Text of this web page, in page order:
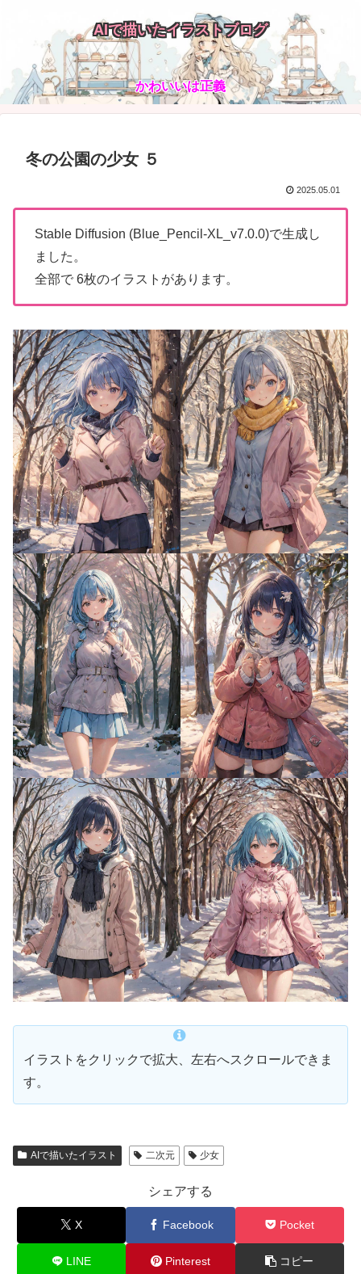
AIで描いたイラストブログ
かわいいは正義
冬の公園の少女 ５
2025.05.01
Stable Diffusion (Blue_Pencil-XL_v7.0.0)で生成し
ました。
全部で 6枚のイラストがあります。
イラストをクリックで拡大、左右へスクロールできま
す。
AIで描いたイラスト 二次元 少女
シェアする
X Facebook Pocket
LINE Pinterest コピー